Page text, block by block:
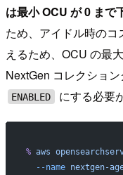
は最小 OCU が 0 ま
ため、アイドル時の
えるため、OCU の最
NextGen コレクショ
ENABLED にする必要
% aws
  --name
nextgen-